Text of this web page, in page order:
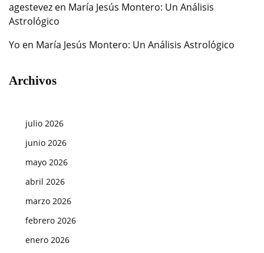
agestevez en María Jesús Montero: Un Análisis
Astrológico
Yo en María Jesús Montero: Un Análisis Astrológico
Archivos
julio 2026
junio 2026
mayo 2026
abril 2026
marzo 2026
febrero 2026
enero 2026